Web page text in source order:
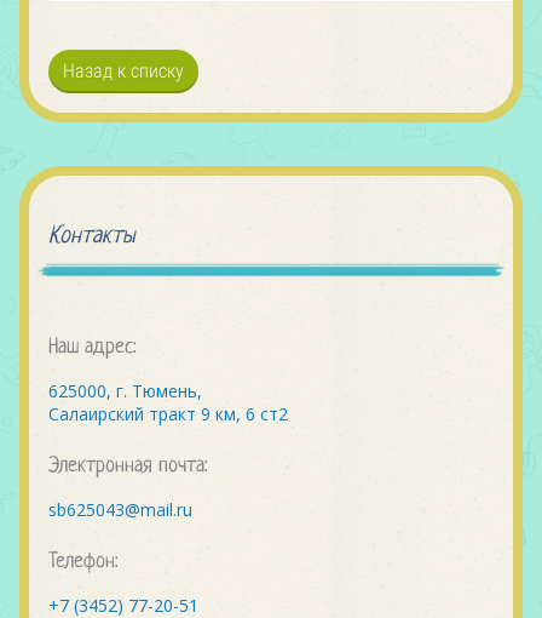
Назад к списку
Контакты
Наш адрес:
625000, г. Тюмень,
Салаирский тракт 9 км, 6 ст2
Электронная почта:
sb625043@mail.ru
Телефон:
+7 (3452) 77-20-51